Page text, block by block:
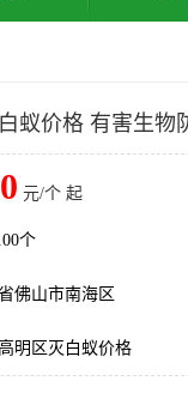
蚁价格 有害生物
元/个 起
个
佛山市南海区
明区灭白蚁价格